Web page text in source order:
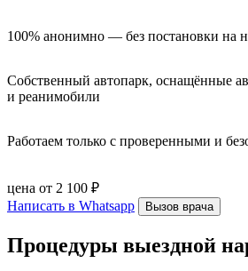
100% анонимно — без постановки на
Собственный автопарк, оснащённые
и реанимобили
Работаем только с проверенными и
цена от 2 100 ₽
Написать в Whatsapp
Вызов врача
Процедуры выездной